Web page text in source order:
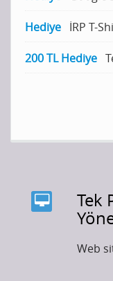
Hediye İRP T-
200 TL Hediye
Tek
Web